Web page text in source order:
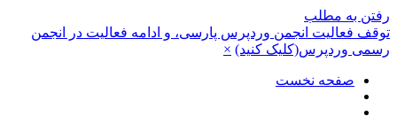
رفتن به مطلب
توقف فعالیت انجمن وردپرس پارسی، و ادامه فعالیت در انجمن
رسمی وردپرس(کلیک کنید) ×
صفحه نخست